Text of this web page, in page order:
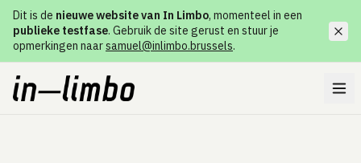
Dit is de nieuwe website van In Limbo, momenteel in een
publieke testfase. Gebruik de site gerust en stuur je
opmerkingen naarsamuel@inlimbo.brussels.